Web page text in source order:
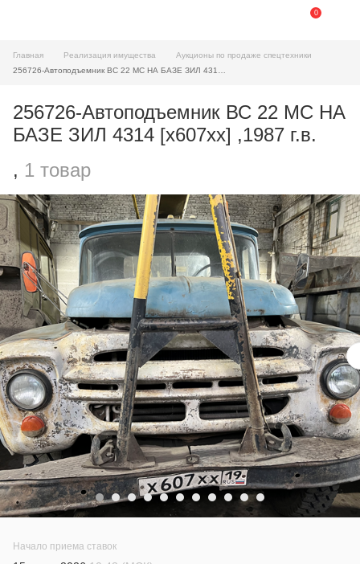
0
Главная Реализация имущества
Аукционы по продаже спецтехники
256726-Автоподъемник ВС 22 МС НА
БАЗЕ ЗИЛ 4314 [х607хх] ,1987 г.в.
, 1 товар
Начало приема ставок